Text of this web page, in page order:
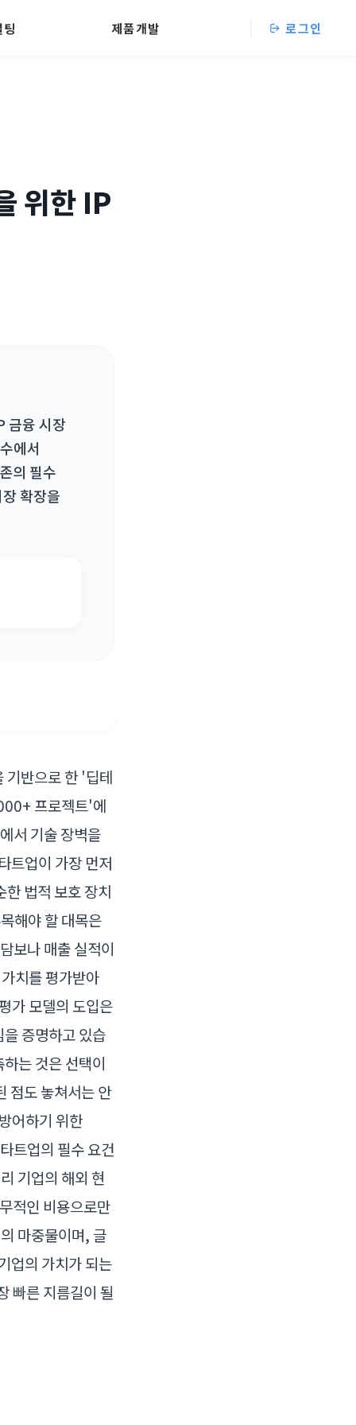
제품개발 로그인
위한 IP
금융 시장
에서
의 필수
확장을
기반으로 한 '딥테
프로젝트'에
서 기술 장벽을
트업이 가장 먼저
법적 보호 장치
해야 할 대목은
보나 매출 실적이
치를 평가받아
가 모델의 도입은
증명하고 있습
는 것은 선택이
점도 놓쳐서는 안
어하기 위한
트업의 필수 요건
기업의 해외 현
적인 비용으로만
마중물이며, 글
업의 가치가 되는
빠른 지름길이 될